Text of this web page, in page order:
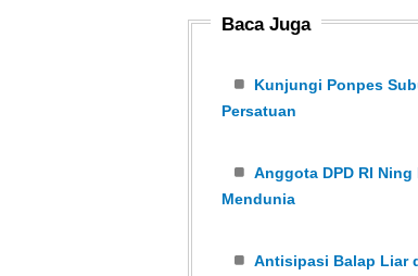
Baca Juga
Kunjungi Ponpes
Persatuan
Anggota DPD RI
Mendunia
Antisipasi Balap Liar